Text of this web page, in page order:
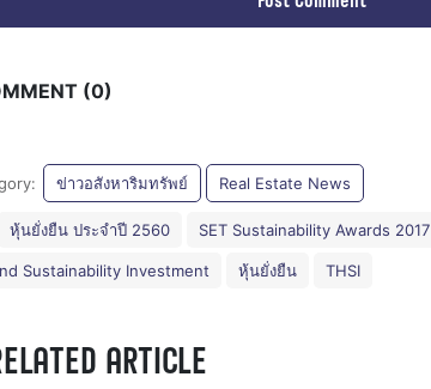
(0)
ข่าวอสังหาริมทรัพย์ Real Estate News
หุ้นยั่งยืน ประจำปี 2560 SET Sustainability Awards 2017
Sustainability Investment หุ้นยั่งยืน THSI
ARTICLE